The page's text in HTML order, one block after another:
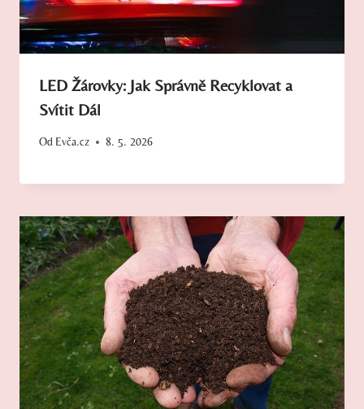
LED Žárovky: Jak Správně Recyklovat a
Svítit Dál
Od Evča.cz 8. 5. 2026